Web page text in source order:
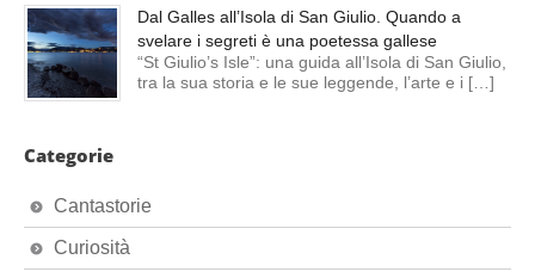
Dal Galles all’Isola di San Giulio. Quando a
svelare i segreti è una poetessa gallese
“St Giulio’s Isle”: una guida all’Isola di San Giulio,
tra la sua storia e le sue leggende, l’arte e i […]
Categorie
Cantastorie
Curiosità